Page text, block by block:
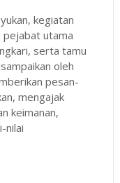
kegiatan
pejabat utama
serta tamu
oleh
pesan-
mengajak
keimanan,
nilai